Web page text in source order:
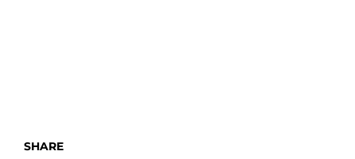
SHARE